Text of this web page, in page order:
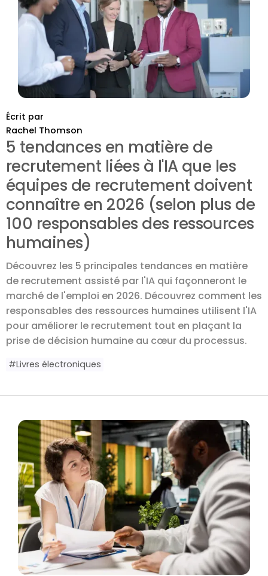
Écrit par
Rachel Thomson
5 tendances en matière de
recrutement liées à l'IA que les
équipes de recrutement doivent
connaître en 2026 (selon plus de
100 responsables des ressources
humaines)
Découvrez les 5 principales tendances en matière
de recrutement assisté par l'IA qui façonneront le
marché de l'emploi en 2026. Découvrez comment les
responsables des ressources humaines utilisent l'IA
pour améliorer le recrutement tout en plaçant la
prise de décision humaine au cœur du processus.
#Livres électroniques